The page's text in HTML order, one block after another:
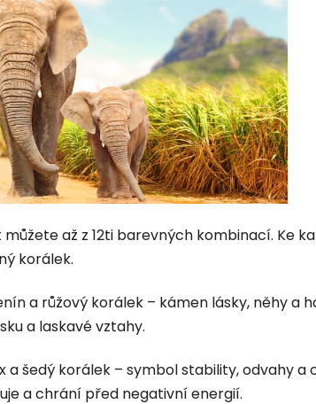
až z 12ti barevných kombinací. Ke
korálek.
a růžový korálek – kámen lásky, něhy a
a laskavé vztahy.
a šedý korálek – symbol stability, odvahy
a chrání před negativní energií.